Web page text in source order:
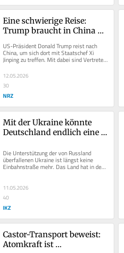
Eine schwierige Reise:
Trump braucht in China
hat
US-Präsident Donald Trump reist nach
China, um sich dort mit Staatschef Xi
Jinping zu treffen. Mit dabei sind Vertreter
der US-amerikanischen...
12.05.2026
30
NRZ
Mit der Ukraine könnte
Deutschland endlich eine
Die Unterstützung der von Russland
überfallenen Ukraine ist längst keine
Einbahnstraße mehr. Das Land hat in den
11.05.2026
40
IKZ
Castor-Transport beweist:
Atomkraft ist